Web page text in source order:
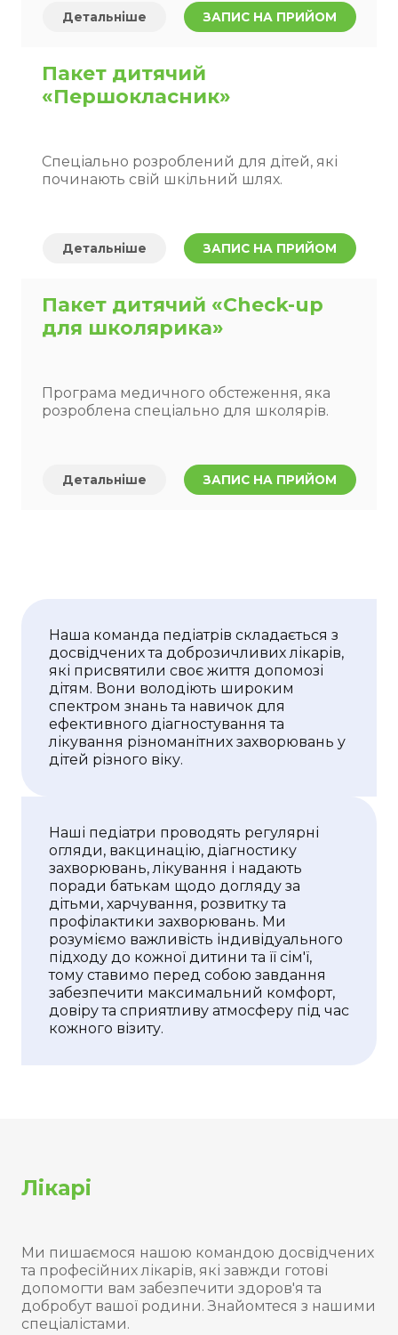
Детальніше ЗАПИС НА ПРИЙОМ
Пакет дитячий
«Першокласник»
Спеціально розроблений для дітей, які
починають свій шкільний шлях.
Детальніше ЗАПИС НА ПРИЙОМ
Пакет дитячий «Check-up
для школярика»
Програма медичного обстеження, яка
розроблена спеціально для школярів.
Детальніше ЗАПИС НА ПРИЙОМ
Наша команда педіатрів складається з
досвідчених та доброзичливих лікарів,
які присвятили своє життя допомозі
дітям. Вони володіють широким
спектром знань та навичок для
ефективного діагностування та
лікування різноманітних захворювань у
дітей різного віку.
Наші педіатри проводять регулярні
огляди, вакцинацію, діагностику
захворювань, лікування і надають
поради батькам щодо догляду за
дітьми, харчування, розвитку та
профілактики захворювань. Ми
розуміємо важливість індивідуального
підходу до кожної дитини та її сім'ї,
тому ставимо перед собою завдання
забезпечити максимальний комфорт,
довіру та сприятливу атмосферу під час
кожного візиту.
Лікарі
Ми пишаємося нашою командою досвідчених
та професійних лікарів, які завжди готові
допомогти вам забезпечити здоров'я та
добробут вашої родини. Знайомтеся з нашими
спеціалістами.